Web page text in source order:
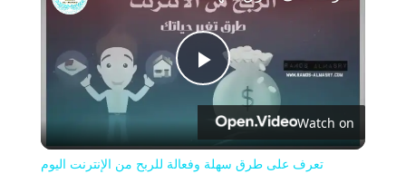
Play
Video
Watch on
تعرف على طرق سهلة وفعالة للربح من الإنترنت اليوم